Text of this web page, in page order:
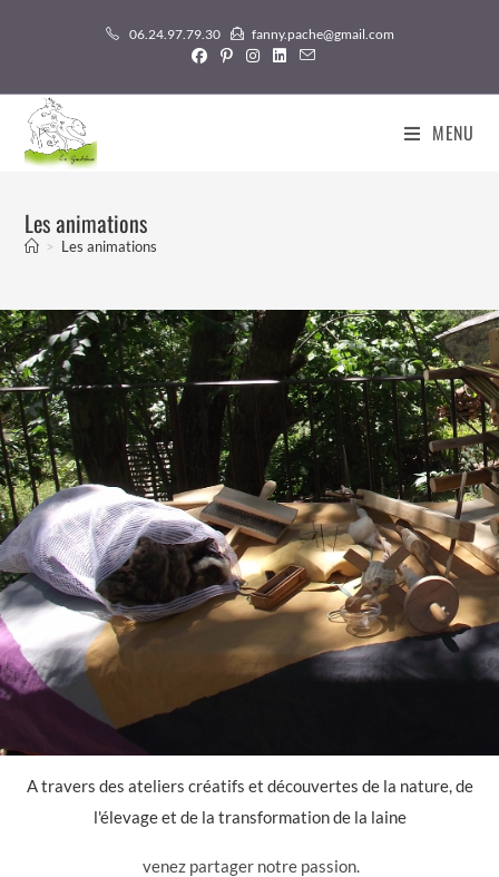
06.24.97.79.30 fanny.pache@gmail.com
MENU
Les animations
> Les animations
A travers des ateliers créatifs et découvertes de la nature, de
l'élevage et de la transformation de la laine
venez partager notre passion.